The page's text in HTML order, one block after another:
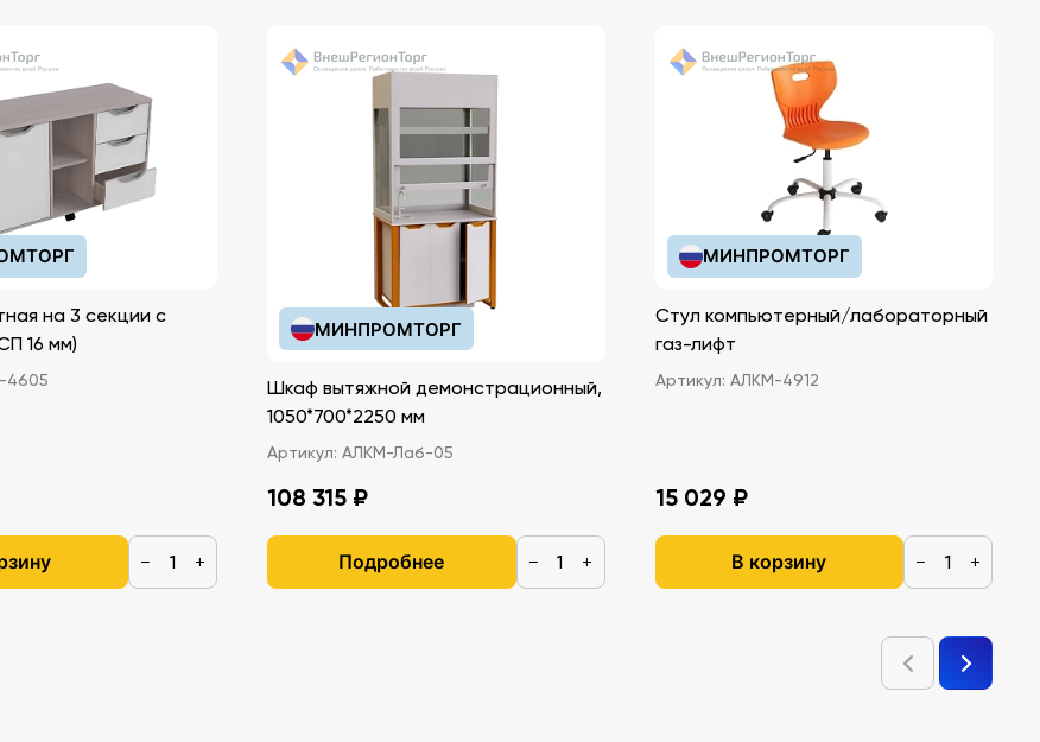
на 3 секции с
(ЛДСП 16 мм)
4605
− +
МИНПРОМТОРГ
Шкаф вытяжной демонстрационный,
1050*700*2250 мм
Артикул: АЛКМ-Лаб-05
108 315 ₽
Подробнее − +
МИНПРОМТОРГ
Стул компьютерный/лабораторный
газ-лифт
Артикул: АЛКМ-4912
15 029 ₽
В корзину − +